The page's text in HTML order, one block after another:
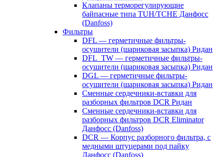
Клапаны терморегулирующие
байпасные типа TUH/TCHE Данфосс
(Danfoss)
Фильтры
DFL — герметичные фильтры-
осушители (шариковая засыпка) Ридан
DFL_TW — герметичные фильтры-
осушители (шариковая засыпка) Ридан
DGL — герметичные фильтры-
осушители (шариковая засыпка) Ридан
Сменные сердечники-вставки для
разборных фильтров DCR Ридан
Сменные сердечники-вставки для
разборных фильтров DCR Eliminator
Данфосс (Danfoss)
DCR — Корпус разборного фильтра, с
медными штуцерами под пайку
Данфосс (Danfoss)